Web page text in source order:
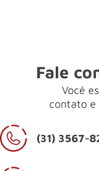
Fale
Você
contato e
(31) 3567-